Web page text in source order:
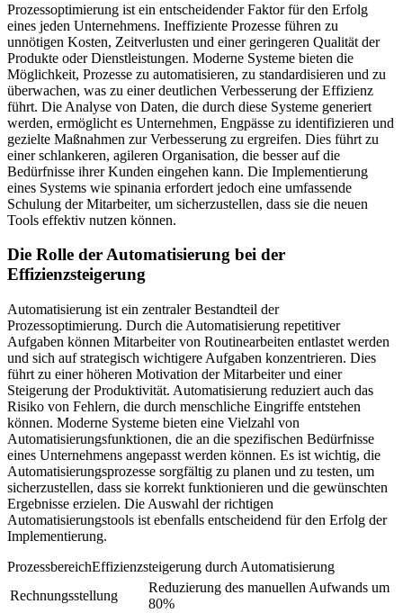
Prozessoptimierung ist ein entscheidender Faktor für den Erfolg
eines jeden Unternehmens. Ineffiziente Prozesse führen zu
unnötigen Kosten, Zeitverlusten und einer geringeren Qualität der
Produkte oder Dienstleistungen. Moderne Systeme bieten die
Möglichkeit, Prozesse zu automatisieren, zu standardisieren und zu
überwachen, was zu einer deutlichen Verbesserung der Effizienz
führt. Die Analyse von Daten, die durch diese Systeme generiert
werden, ermöglicht es Unternehmen, Engpässe zu identifizieren und
gezielte Maßnahmen zur Verbesserung zu ergreifen. Dies führt zu
einer schlankeren, agileren Organisation, die besser auf die
Bedürfnisse ihrer Kunden eingehen kann. Die Implementierung
eines Systems wie spinania erfordert jedoch eine umfassende
Schulung der Mitarbeiter, um sicherzustellen, dass sie die neuen
Tools effektiv nutzen können.
Die Rolle der Automatisierung bei der
Effizienzsteigerung
Automatisierung ist ein zentraler Bestandteil der
Prozessoptimierung. Durch die Automatisierung repetitiver
Aufgaben können Mitarbeiter von Routinearbeiten entlastet werden
und sich auf strategisch wichtigere Aufgaben konzentrieren. Dies
führt zu einer höheren Motivation der Mitarbeiter und einer
Steigerung der Produktivität. Automatisierung reduziert auch das
Risiko von Fehlern, die durch menschliche Eingriffe entstehen
können. Moderne Systeme bieten eine Vielzahl von
Automatisierungsfunktionen, die an die spezifischen Bedürfnisse
eines Unternehmens angepasst werden können. Es ist wichtig, die
Automatisierungsprozesse sorgfältig zu planen und zu testen, um
sicherzustellen, dass sie korrekt funktionieren und die gewünschten
Ergebnisse erzielen. Die Auswahl der richtigen
Automatisierungstools ist ebenfalls entscheidend für den Erfolg der
Implementierung.
ProzessbereichEffizienzsteigerung durch Automatisierung
Rechnungsstellung
Reduzierung des manuellen Aufwands um
80%